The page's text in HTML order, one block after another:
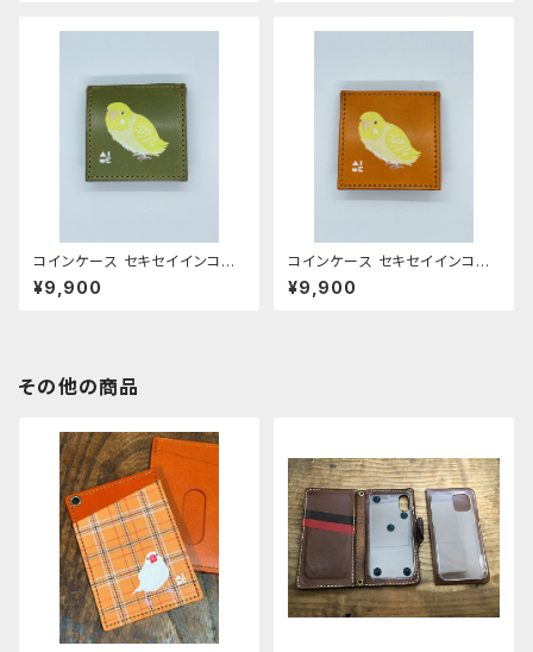
コインケース セキセイインコ
ルチノー グリーン せきせい
いんこ 栃木レザー Green
¥9,900
コインケース セキセイインコ
ルチノー キャメル せきせいい
んこ 栃木レザー
¥9,900
その他の商品